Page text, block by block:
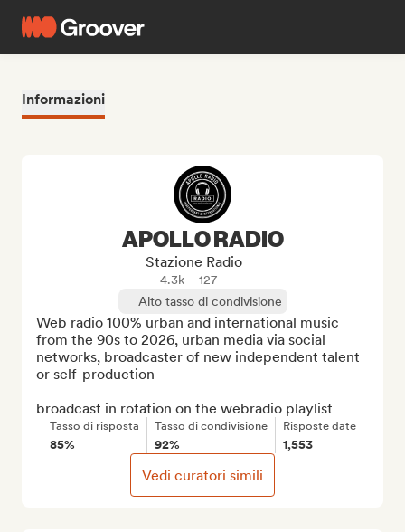
Informazioni
APOLLO RADIO
Stazione Radio
4.3k
127
Alto tasso di condivisione
Web radio 100% urban and international music
from the 90s to 2026, urban media via social
networks, broadcaster of new independent talent
or self-production
broadcast in rotation on the webradio playlist
Tasso di risposta
85%
Tasso di condivisione
92%
Risposte date
1,553
Vedi curatori simili